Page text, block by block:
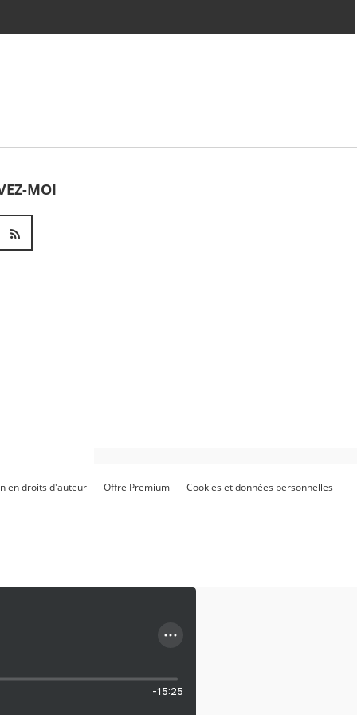
MOI
en droits d'auteur Offre Premium
Cookies et données personnelles
-15:25